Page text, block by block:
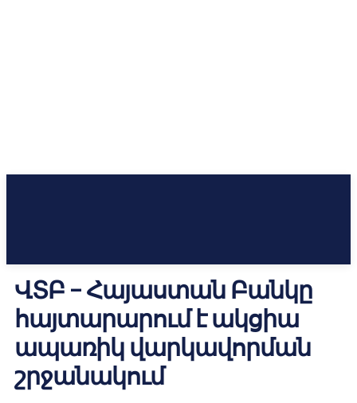
ՎՏԲ – Հայաստան Բանկը
հայտարարում է ակցիա
ապառիկ վարկավորման
շրջանակում